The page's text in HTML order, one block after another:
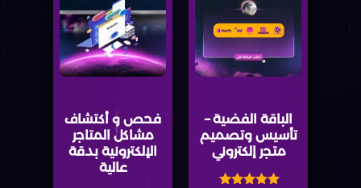
الباقة الفضية –
تأسيس وتصميم
متجر إلكتروني
فحص و أكتشاف
مشاكل المتاجر
الإلكترونية بدقة
عالية